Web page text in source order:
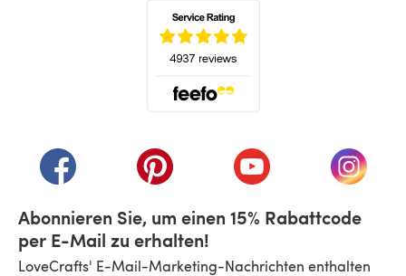
(öffnet sich in einem neuen Tab)
(öffnet sich in einem neuen Tab)
(öffnet sich in einem
(öffnet
Abonnieren Sie, um einen 15% Rabattcode
per E-Mail zu erhalten!
LoveCrafts' E-Mail-Marketing-Nachrichten enthalten